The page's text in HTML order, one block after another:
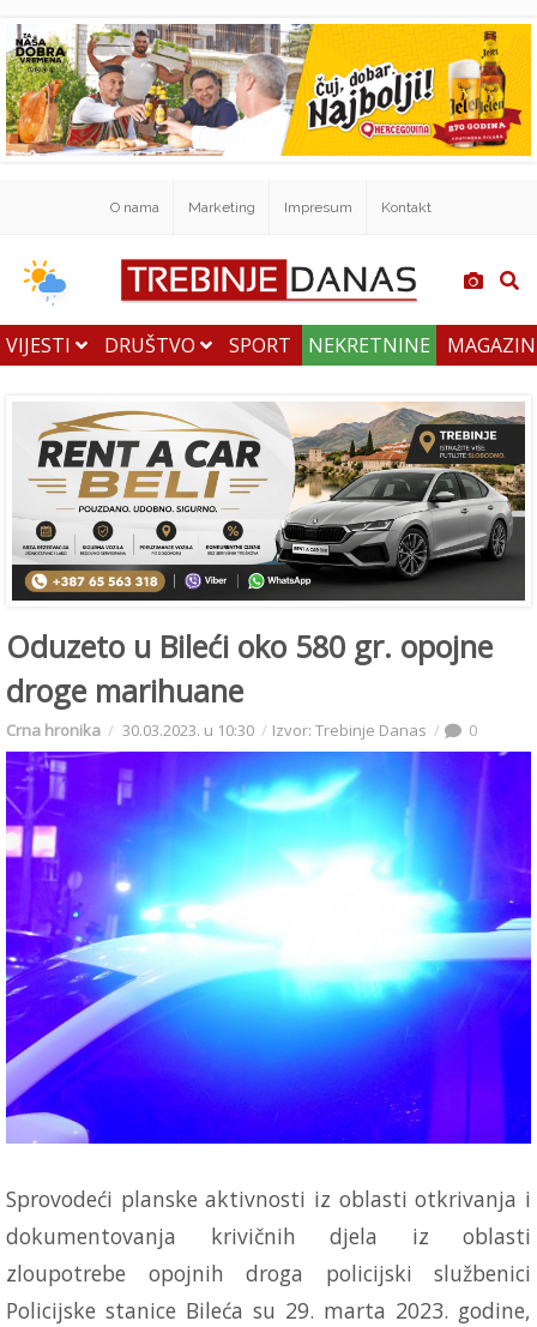
O nama Marketing Impresum Kontakt
VIJESTI DRUŠTVO SPORT NEKRETNINE
Oduzeto u Bileći oko 580 gr. opojne
droge marihuane
Crna hronika 30.03.2023. u 10:30 Izvor: Trebinje Danas 0
Sprovodeći planske aktivnosti iz oblasti otkrivanja i
dokumentovanja krivičnih djela iz oblasti
zloupotrebe opojnih droga policijski službenici
Policijske stanice Bileća su 29. marta 2023. godine,